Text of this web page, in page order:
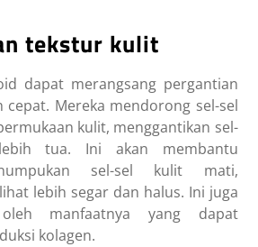
tekstur kulit
dapat merangsang pergantian
cepat. Mereka mendorong sel-sel
kulit, menggantikan sel-
tua. Ini akan membantu
sel-sel kulit mati,
lebih segar dan halus. Ini juga
manfaatnya yang dapat
kolagen.